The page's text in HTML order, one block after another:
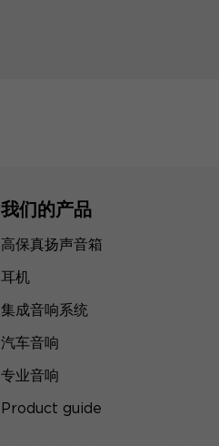
我们的产品
高保真扬声音箱
耳机
集成音响系统
汽车音响
专业音响
Product guide